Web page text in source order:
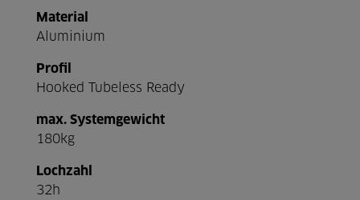
Material
Aluminium
Profil
Hooked Tubeless Ready
max. Systemgewicht
180kg
Lochzahl
32h